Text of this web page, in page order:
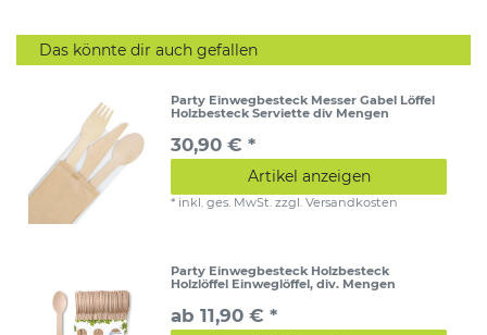
Das könnte dir auch gefallen
Party Einwegbesteck Messer Gabel Löffel
Holzbesteck Serviette div Mengen
30,90 € *
Artikel anzeigen
* inkl. ges. MwSt. zzgl.Versandkosten
Party Einwegbesteck Holzbesteck
Holzlöffel Einweglöffel, div. Mengen
ab 11,90 € *